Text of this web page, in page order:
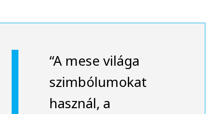
“A mese világa
szimbólumokat
használ, a